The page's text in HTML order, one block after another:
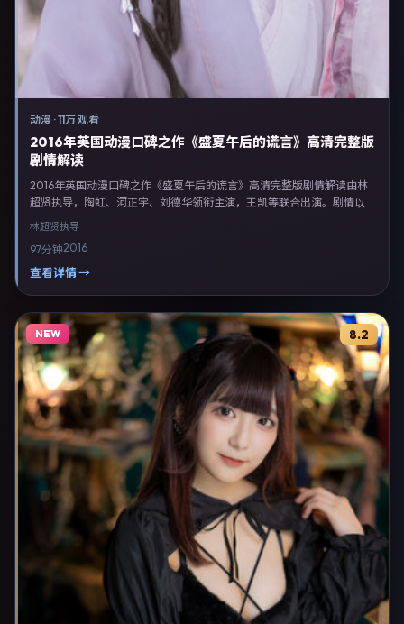
动漫 ·11万 观看
2016年英国动漫口碑之作《盛夏午后的谎言》高清完整版
剧情解读
2016年英国动漫口碑之作《盛夏午后的谎言》高清完整版剧情解读由林
超贤执导，陶虹、河正宇、刘德华领衔主演，王凯等联合出演。剧情以动
漫类型为主线，融合英国本土叙事与人物弧光，适合检索「动漫电影 英
首播，支持高清与多语言字幕。影片在节奏、摄影与配乐上强调沉浸体
验，可作为片单推荐、影评长文与专题策划的引用素材。
林超贤执导
97分钟2016
查看详情 →
NEW 8.2